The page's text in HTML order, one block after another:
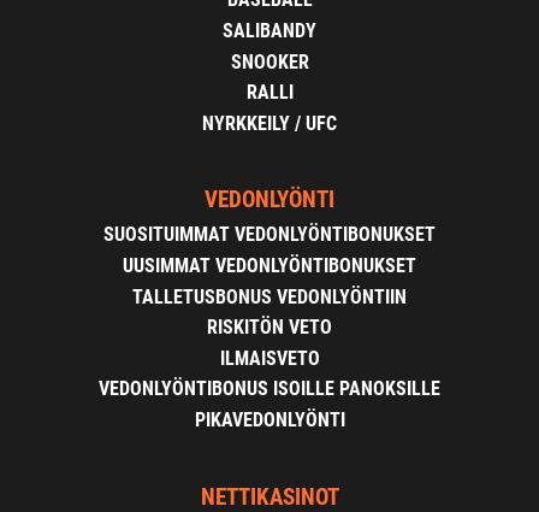
SALIBANDY
SNOOKER
RALLI
NYRKKEILY / UFC
VEDONLYÖNTI
SUOSITUIMMAT VEDONLYÖNTIBONUKSET
UUSIMMAT VEDONLYÖNTIBONUKSET
TALLETUSBONUS VEDONLYÖNTIIN
RISKITÖN VETO
ILMAISVETO
VEDONLYÖNTIBONUS ISOILLE PANOKSILLE
PIKAVEDONLYÖNTI
NETTIKASINOT